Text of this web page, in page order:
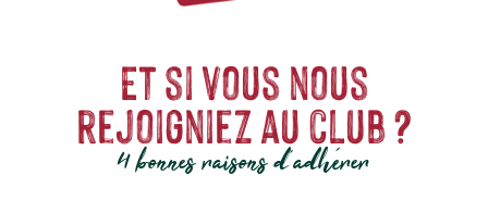
Et si vous nous
rejoigniez au club ?
4 bonnes raisons d'adhérer